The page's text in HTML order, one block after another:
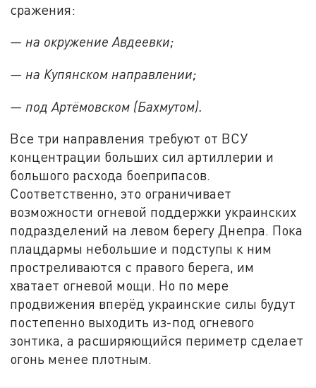
сражения:
— на окружение Авдеевки;
— на Купянском направлении;
— под Артёмовском (Бахмутом).
Все три направления требуют от ВСУ
концентрации больших сил артиллерии и
большого расхода боеприпасов.
Соответственно, это ограничивает
возможности огневой поддержки украинских
подразделений на левом берегу Днепра. Пока
плацдармы небольшие и подступы к ним
простреливаются с правого берега, им
хватает огневой мощи. Но по мере
продвижения вперёд украинские силы будут
постепенно выходить из-под огневого
зонтика, а расширяющийся периметр сделает
огонь менее плотным.